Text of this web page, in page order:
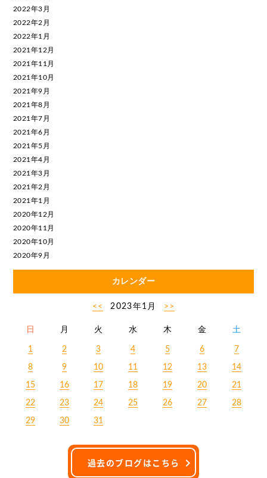
2022年3月
2022年2月
2022年1月
2021年12月
2021年11月
2021年10月
2021年9月
2021年8月
2021年7月
2021年6月
2021年5月
2021年4月
2021年3月
2021年2月
2021年1月
2020年12月
2020年11月
2020年10月
2020年9月
カレンダー
<< 2023年1月 >>
日 月 火 水 木 金 土
1 2 3 4 5 6 7
8 9 10 11 12 13 14
15 16 17 18 19 20 21
22 23 24 25 26 27 28
29 30 31
過去のブログはこちら